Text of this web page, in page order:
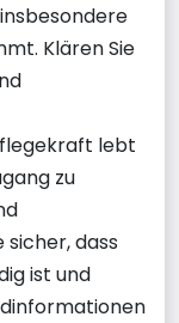
Klären Sie
lebt
zu
dass
ist und